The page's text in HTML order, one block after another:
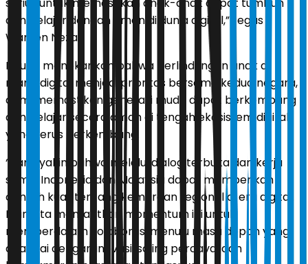
serius untuk memastikan anak-anak dapat tumbuh
dan belajar dengan aman di dunia digital,” tegas
Wamen Nezar.
Ia juga menekankan bahwa perlindungan anak di
ruang digital menjadi prioritas bersama kedua negara,
demi memastikan generasi muda dapat berkembang
dan belajar secara aman di tengah ekosistem digital
yang terus berkembang.
“Kami yakin bahwa melalui dialog terbuka dan kerja
sama, Indonesia dan Malaysia dapat memberikan
contoh kuat tentang kemitraan regional di era digital.
Mari kita manfaatkan momentum ini untuk
memperdalam kolaborasi menuju masa depan yang
ditandai dengan inovasi, saling percaya, dan